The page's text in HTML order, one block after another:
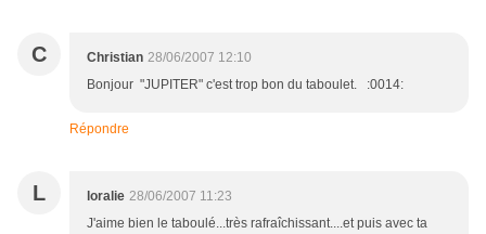
C Christian 28/06/2007 12:10
Bonjour "JUPITER" c'est trop bon du taboulet. :0014:
Répondre
L loralie 28/06/2007 11:23
J'aime bien le taboulé...très rafraîchissant....et puis avec ta